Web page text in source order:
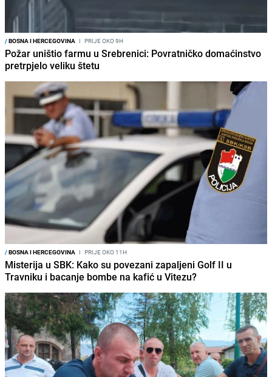
/BOSNA I HERCEGOVINA I PRIJE OKO 9H
Požar uništio farmu u Srebrenici: Povratničko domaćinstvo
pretrpjelo veliku štetu
/BOSNA I HERCEGOVINA I PRIJE OKO 11H
Misterija u SBK: Kako su povezani zapaljeni Golf II u
Travniku i bacanje bombe na kafić u Vitezu?